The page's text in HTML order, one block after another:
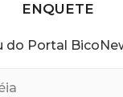
a
r
á
ENQUETE
do Portal